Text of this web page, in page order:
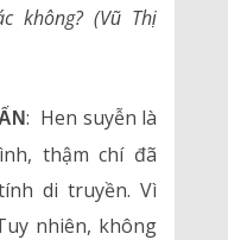
không? (Vũ Thị
: Hen suyễn là
thậm chí đã
di truyền. Vì
nhiên, không